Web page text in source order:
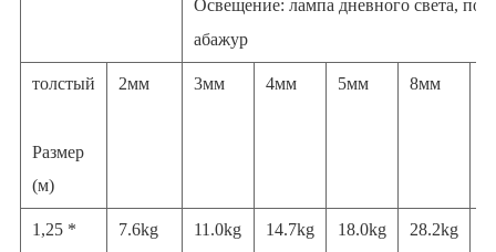
Освещение: лампа дневного света,
абажур
толстый
Размер
(м)
2мм 3мм 4мм 5мм 8мм
1,25 *
7.6kg 11.0kg 14.7kg 18.0kg 28.2kg